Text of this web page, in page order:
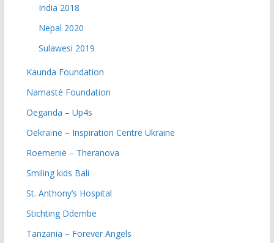
India 2018
Nepal 2020
Sulawesi 2019
Kaunda Foundation
Namasté Foundation
Oeganda – Up4s
Oekraïne – Inspiration Centre Ukraine
Roemenië – Theranova
Smiling kids Bali
St. Anthony’s Hospital
Stichting Ddembe
Tanzania – Forever Angels